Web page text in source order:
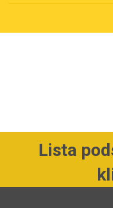
Lista